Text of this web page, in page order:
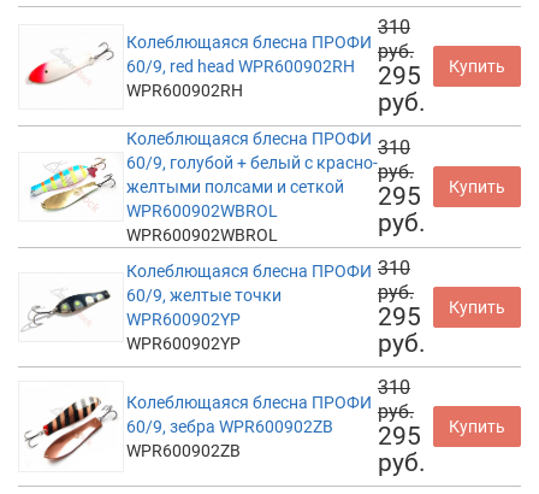
Колеблющаяся блесна ПРОФИ
60/9, red head WPR600902RH
WPR600902RH
310
руб.
295
руб.
Купить
Колеблющаяся блесна ПРОФИ
60/9, голубой + белый с красно-
желтыми полсами и сеткой
WPR600902WBROL
WPR600902WBROL
310
руб.
295
руб.
Купить
Колеблющаяся блесна ПРОФИ
60/9, желтые точки
WPR600902YP
WPR600902YP
310
руб.
295
руб.
Купить
Колеблющаяся блесна ПРОФИ
60/9, зебра WPR600902ZB
WPR600902ZB
310
руб.
295
руб.
Купить